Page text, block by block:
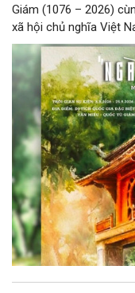
Giám (1076 – 2026)
xã hội chủ nghĩa Việt
năm di sản” sẽ chính
Học, Di tích Quốc gia
kiện kéo dài đến ngày
văn hóa đầy sức hút,
thuật của Thủ đô